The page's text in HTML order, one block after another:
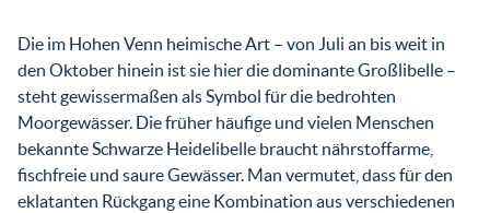
Die im Hohen Venn heimische Art – von Juli an bis weit in
den Oktober hinein ist sie hier die dominante Großlibelle –
steht gewissermaßen als Symbol für die bedrohten
Moorgewässer. Die früher häufige und vielen Menschen
bekannte Schwarze Heidelibelle braucht nährstoffarme,
fischfreie und saure Gewässer. Man vermutet, dass für den
eklatanten Rückgang eine Kombination aus verschiedenen